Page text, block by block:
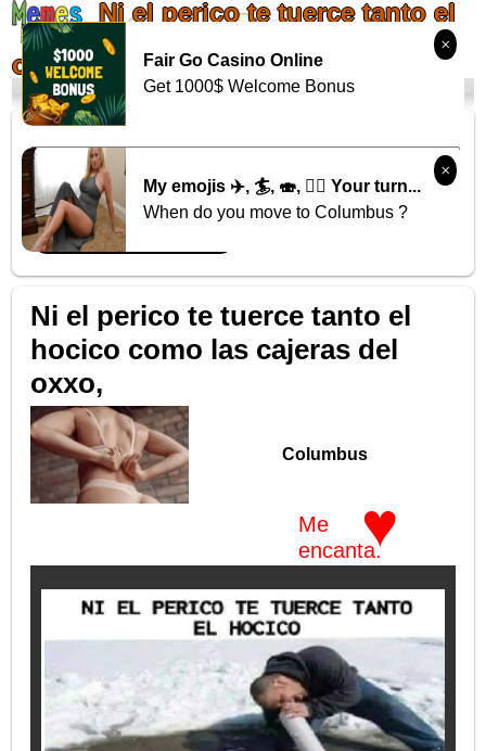
Fair Go Casino Online
Get 1000$ Welcome Bonus
My emojis ✈️, 🏄, 🍣, 🚵‍♂️ Your turn...
When do you move to Columbus ?
Ni el perico te tuerce tanto el
hocico como las cajeras del
oxxo,
¡Sube tu meme! ¡Genera tu meme! Mi cuenta
Ni el perico te tuerce tanto el
hocico como las cajeras del
oxxo,
♥
Me
encanta.